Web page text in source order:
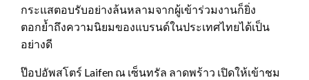
กระแสตอบรับอย่างล้นหลามจากผู้เข้าร่วมงานก็ยิ่ง
ตอกย้ำถึงความนิยมของแบรนด์ในประเทศไทยได้เป็น
อย่างดี
ป๊อปอัพสโตร์ Laifen ณ เซ็นทรัล ลาดพร้าว เปิดให้เข้าชม